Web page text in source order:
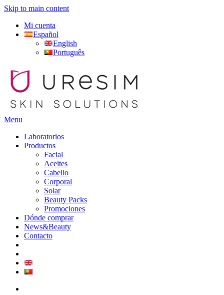
Skip to main content
Mi cuenta
Español
English
Português
Menu
Laboratorios
Productos
Facial
Aceites
Cabello
Corporal
Solar
Beauty Packs
Promociones
Dónde comprar
News&Beauty
Contacto